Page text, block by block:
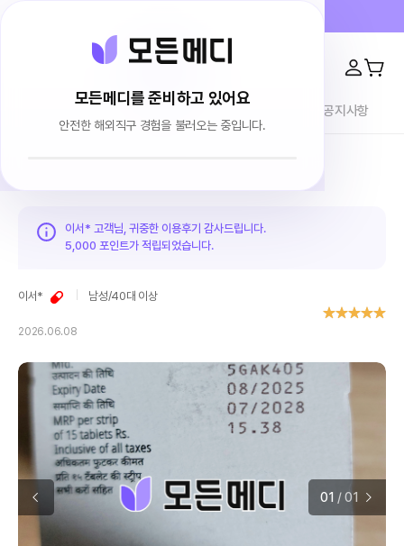
모든메디를 준비하고 있어요
안전한 해외직구 경험을 불러오는 중입니다.
이용후기 브랜드소개 공지사항
이서* 고객님, 귀중한 이용후기 감사드립니다.
5,000 포인트가 적립되었습니다.
이서* 남성/40대 이상
2026.06.08
01 /01